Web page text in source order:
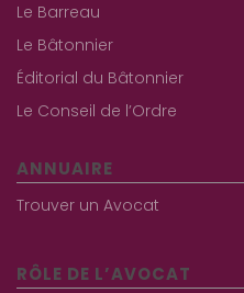
Le Barreau
Le Bâtonnier
Éditorial du Bâtonnier
Le Conseil de l’Ordre
ANNUAIRE
Trouver un Avocat
RÔLE DE L’AVOCAT